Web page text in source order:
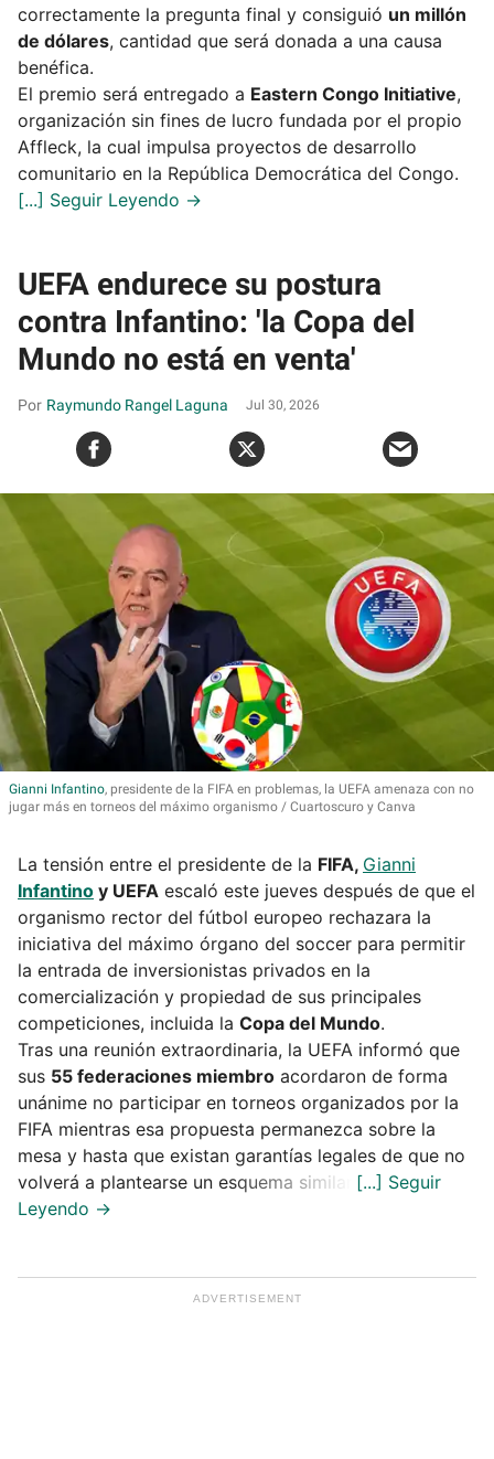
correctamente la pregunta final y consiguió un millón
de dólares, cantidad que será donada a una causa
benéfica.
El premio será entregado a Eastern Congo Initiative,
organización sin fines de lucro fundada por el propio
Affleck, la cual impulsa proyectos de desarrollo
comunitario en la República Democrática del Congo.
UEFA endurece su postura
contra Infantino: 'la Copa del
Mundo no está en venta'
Raymundo Rangel Laguna Jul 30, 2026
Gianni Infantino, presidente de la FIFA en problemas, la UEFA amenaza con no
jugar más en torneos del máximo organismo
Cuartoscuro y Canva
La tensión entre el presidente de la FIFA, Gianni
Infantino y UEFA escaló este jueves después de que el
organismo rector del fútbol europeo rechazara la
iniciativa del máximo órgano del soccer para permitir
la entrada de inversionistas privados en la
comercialización y propiedad de sus principales
competiciones, incluida la Copa del Mundo.
Tras una reunión extraordinaria, la UEFA informó que
sus 55 federaciones miembro acordaron de forma
unánime no participar en torneos organizados por la
FIFA mientras esa propuesta permanezca sobre la
mesa y hasta que existan garantías legales de que no
volverá a plantearse un esquema similar.